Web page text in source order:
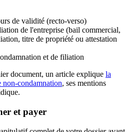
de validité (recto-verso)
de l'entreprise (bail commercial,
titre de propriété ou attestation
et de filiation
document, un article explique la
non-condamnation, ses mentions
et payer